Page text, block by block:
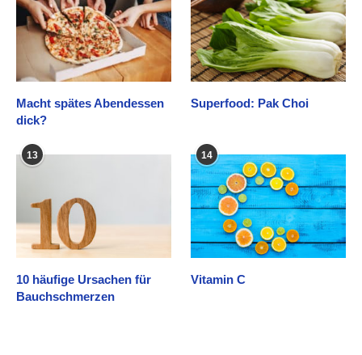
Macht spätes Abendessen
dick?
Superfood: Pak Choi
13
10 häufige Ursachen für
Bauchschmerzen
14
Vitamin C